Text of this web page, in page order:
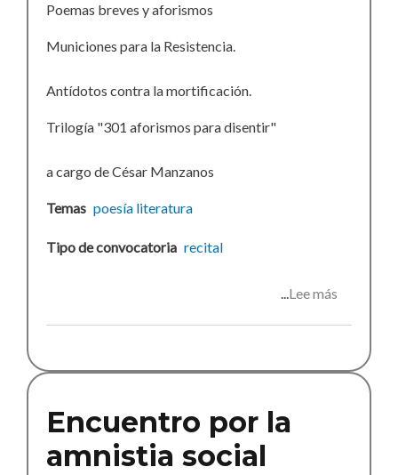
Poemas breves y aforismos
Municiones para la Resistencia.
Antídotos contra la mortificación.
Trilogía "301 aforismos para disentir"
a cargo de César Manzanos
Temas poesía literatura
Tipo de convocatoria recital
Lee más
recital
Encuentro por la
amnistia social